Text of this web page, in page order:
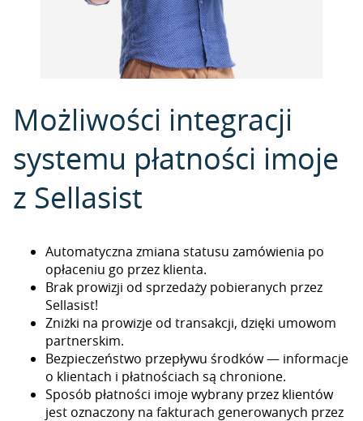
Możliwości integracji
systemu płatności imoje
z Sellasist
Automatyczna zmiana statusu zamówienia po
opłaceniu go przez klienta.
Brak prowizji od sprzedaży pobieranych przez
Sellasist!
Zniżki na prowizje od transakcji, dzięki umowom
partnerskim.
Bezpieczeństwo przepływu środków — informacje
o klientach i płatnościach są chronione.
Sposób płatności imoje wybrany przez klientów
jest oznaczony na fakturach generowanych przez